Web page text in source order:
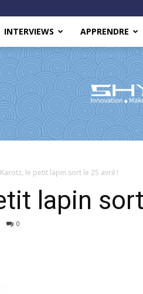
INTERVIEWS APPRENDRE
Karotz, le petit lapin sort le 25 avril !
lapin
0